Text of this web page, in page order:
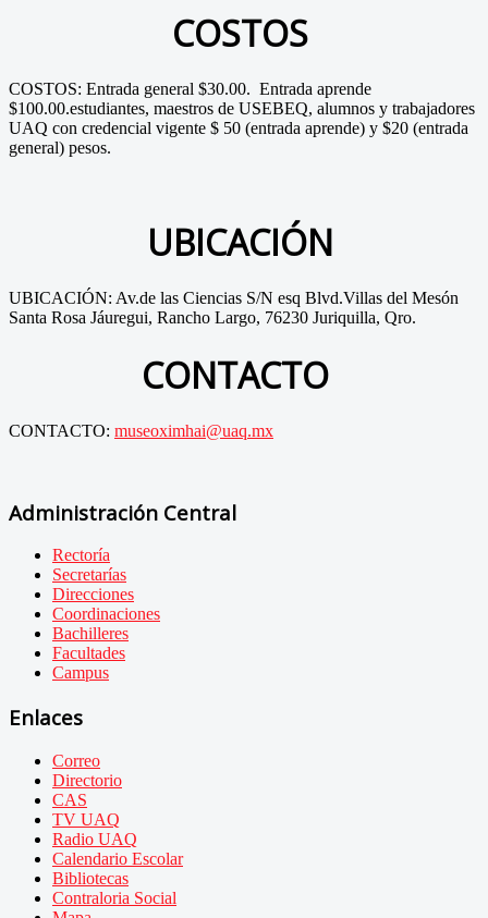
COSTOS
COSTOS: Entrada general $30.00. Entrada aprende
$100.00.estudiantes, maestros de USEBEQ, alumnos y trabajadores
UAQ con credencial vigente $ 50 (entrada aprende) y $20 (entrada
general) pesos.
UBICACIÓN
UBICACIÓN: Av.de las Ciencias S/N esq Blvd.Villas del Mesón
Santa Rosa Jáuregui, Rancho Largo, 76230 Juriquilla, Qro.
CONTACTO
CONTACTO: museoximhai@uaq.mx
Administración Central
Rectoría
Secretarías
Direcciones
Coordinaciones
Bachilleres
Facultades
Campus
Enlaces
Correo
Directorio
CAS
TV UAQ
Radio UAQ
Calendario Escolar
Bibliotecas
Contraloria Social